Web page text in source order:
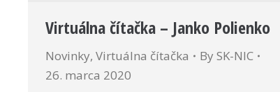
Virtuálna čítačka – Janko Polienko
Novinky, Virtuálna čítačka By SK-NIC
26. marca 2020